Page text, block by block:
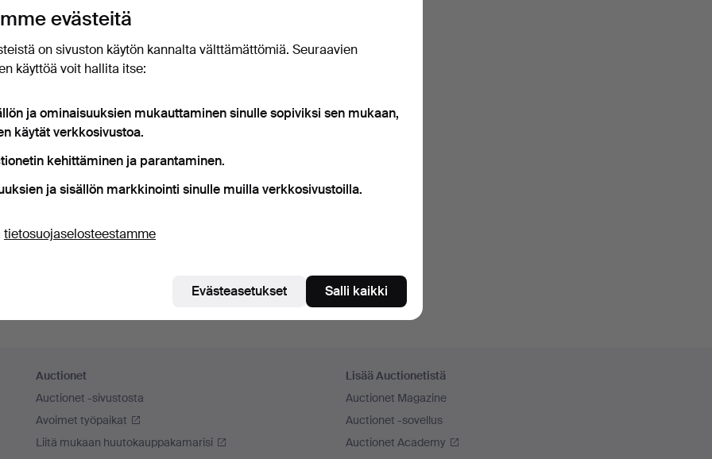
minut
Kirjaudu sisään
Auctionet
Auctionet -sivustosta
Avoimet työpaikat
Liitä mukaan huutokauppakamarisi
Lisää Auctionetistä
Auctionet Magazine
Auctionet -sovellus
Auctionet Academy
evästeitä
on sivuston käytön kannalta välttämättömiä. Seuraavien
käyttöä voit hallita itse:
ja ominaisuuksien mukauttaminen sinulle sopiviksi sen mukaan,
käytät verkkosivustoa.
kehittäminen ja parantaminen.
ja sisällön markkinointi sinulle muilla verkkosivustoilla.
tietosuojaselosteestamme
Evästeasetukset Salli kaikki